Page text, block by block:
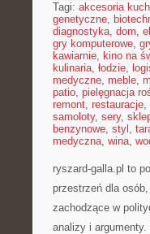
Tagi: akcesoria
genetyczne,
diagnostyka, dom,
gry komputerowe,
kawiarnie, kino na
kulinaria, łodzie,
medyczne, meble,
patio, pielęgnacja
remont, restauracje,
samoloty, sery,
benzynowe, styl ,
medyczna, wina,
ryszard-galla.pl to
przestrzeń dla
zachodzące w
analizy i